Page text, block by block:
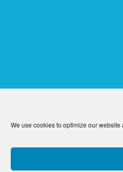
We use cookies to optimize our website